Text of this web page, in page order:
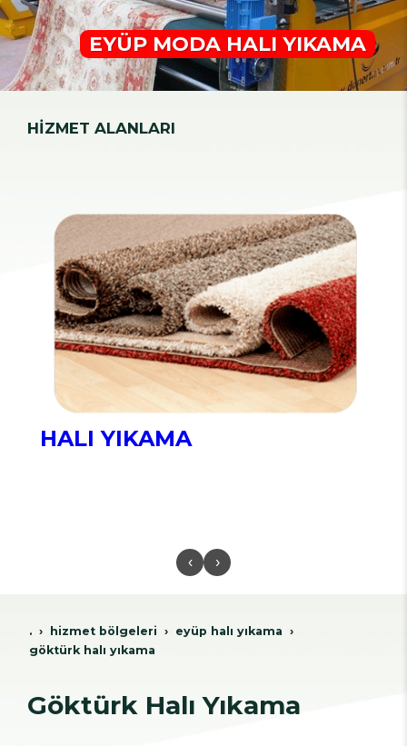
EYÜP MODA HALI YIKAMA
HİZMET ALANLARI
HALI YIKAMA
‹ ›
. hi̇zmet bölgeleri̇
eyüp hali yikama
göktürk halı yıkama
Göktürk Halı Yıkama